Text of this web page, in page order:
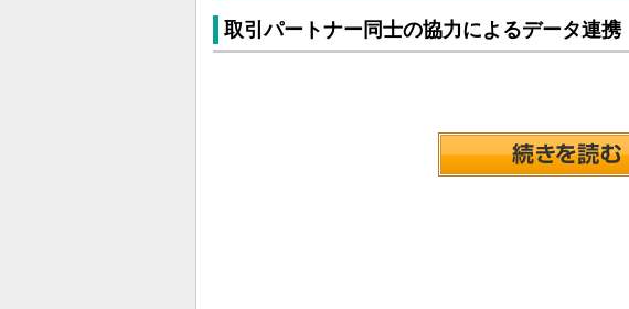
取引パートナー同士の協力によるデータ連携